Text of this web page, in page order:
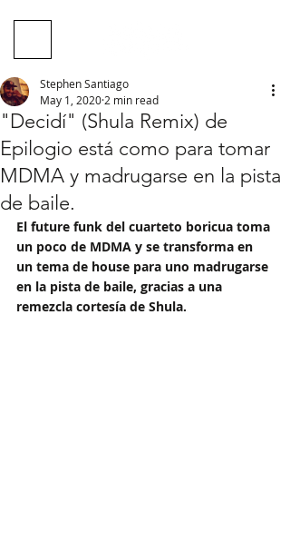
"Decidí" (Shula Remix) de
Epilogio está como para tomar
MDMA y madrugarse en la pista
de baile.
Stephen Santiago
May 1, 2020 2 min read
El future funk del cuarteto boricua toma
un poco de MDMA y se transforma en
un tema de house para uno madrugarse
en la pista de baile, gracias a una
remezcla cortesía de Shula.